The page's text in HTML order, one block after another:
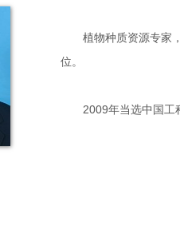
植物种质资源专家，
位。
2009年当选中国工